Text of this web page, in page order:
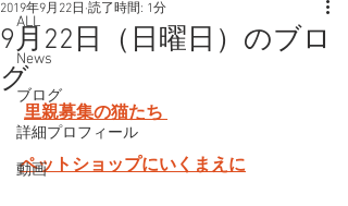
ALL
News
ブログ
詳細プロフィール
動画
9月22日（日曜日）のブロ
グ
2019年9月22日 読了時間: 1分
里親募集の猫たち
ペットショップにいくまえに